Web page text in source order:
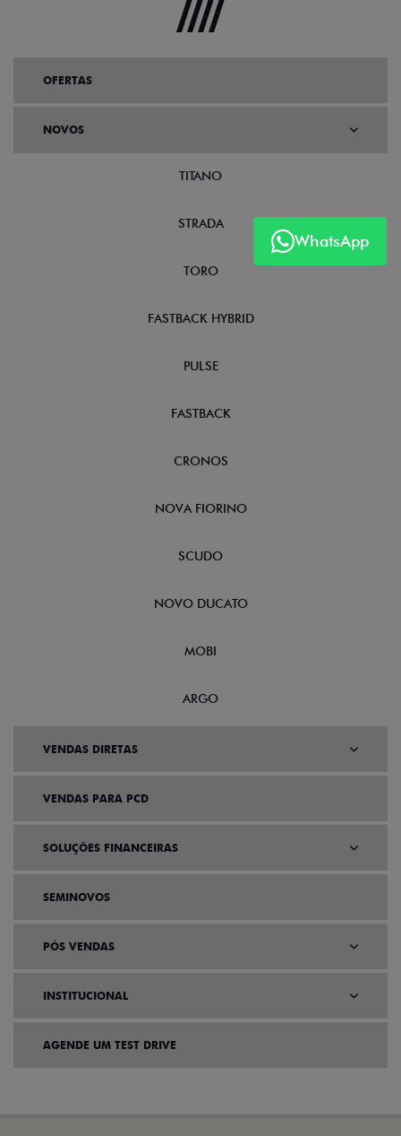
WhatsApp
OFERTAS
NOVOS
TITANO
STRADA
TORO
FASTBACK HYBRID
PULSE
FASTBACK
CRONOS
NOVA FIORINO
SCUDO
NOVO DUCATO
MOBI
ARGO
VENDAS DIRETAS
VENDAS PARA PCD
SOLUÇÕES FINANCEIRAS
SEMINOVOS
PÓS VENDAS
INSTITUCIONAL
AGENDE UM TEST DRIVE